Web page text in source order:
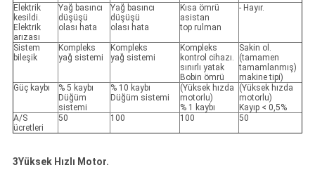
Elektrik
kesildi.
Elektrik
arızası
Yağ basıncı
düşüşü
olası hata
Yağ basıncı
düşüşü
olası hata
Kısa ömrü
asistan
top rulman
- Hayır.
Sistem
bileşik
Kompleks
yağ sistemi
Kompleks
yağ sistemi
Kompleks
kontrol cihazı.
sınırlı yatak
Bobin ömrü
Sakin ol.
(tamamen
tamamlanmış)
makine tipi)
Güç kaybı
% 5 kaybı
Düğüm
sistemi
% 10 kaybı
Düğüm sistemi
(Yüksek hızda
motorlu)
% 1 kaybı
(Yüksek hızda
motorlu)
Kayıp < 0,5%
A/S
ücretleri
50 100 100 50
3Yüksek Hızlı Motor.